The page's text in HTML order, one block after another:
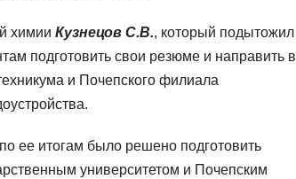
химии Кузнецов С.В., который подытожил
подготовить свои резюме и направить в
и Почепского филиала
ее итогам было решено подготовить
университетом и Почепским